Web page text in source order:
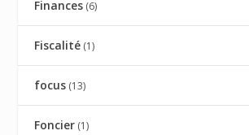
Finances (6)
Fiscalité (1)
focus (13)
Foncier (1)